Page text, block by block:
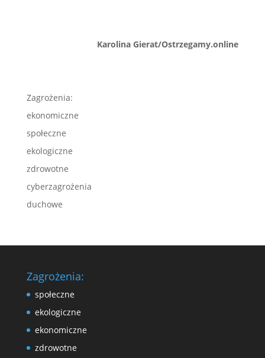
Karolina Gierat/Ostrzegamy.online
Zagrożenia:
ekonomiczne
społeczne
ekologiczne
zdrowotne
cyberzagrożenia
duchowe
Zagrożenia:
społeczne
ekologiczne
ekonomiczne
zdrowotne